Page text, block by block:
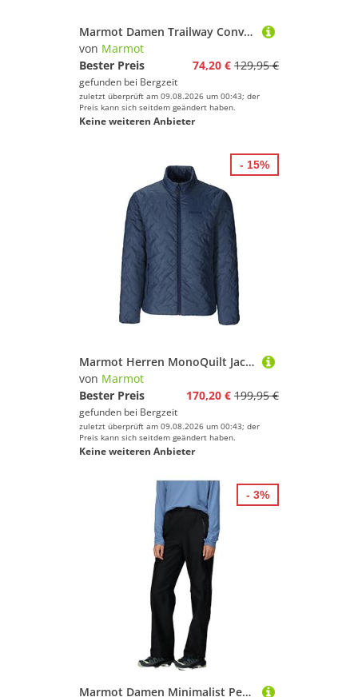
Marmot Damen Trailway Convertible Hose
von Marmot
Bester Preis
74,20 € 129,95 €
gefunden bei Bergzeit
zuletzt überprüft am 09.08.2026 um 00:43; der
Preis kann sich seitdem geändert haben.
Keine weiteren Anbieter
Marmot Herren MonoQuilt Jacke
von Marmot
Bester Preis
170,20 € 199,95 €
gefunden bei Bergzeit
zuletzt überprüft am 09.08.2026 um 00:43; der
Preis kann sich seitdem geändert haben.
Keine weiteren Anbieter
- 15%
Marmot Damen Minimalist Pertex Pant, wasserdichte Pertex Regenhose, Winddichte Wanderhose, Atmungsaktive Regenkleidung Zum Wandern Und Trekking, Black, XS
- 3%